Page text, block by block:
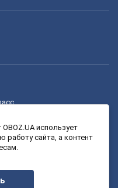
использует
работу сайта, а контент